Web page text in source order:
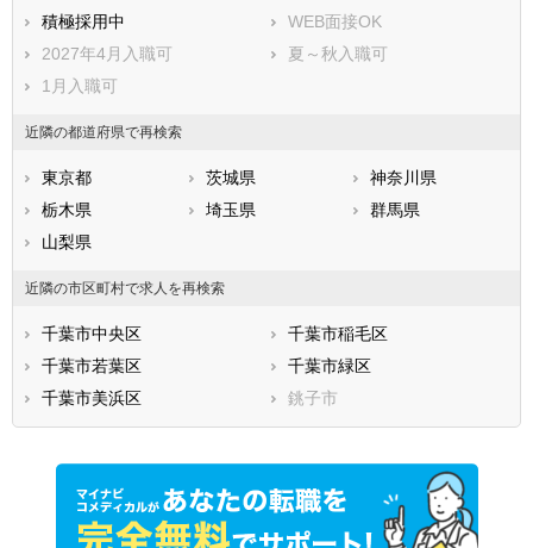
積極採用中
WEB面接OK
2027年4月入職可
夏～秋入職可
1月入職可
近隣の都道府県で再検索
東京都 茨城県
神奈川県
栃木県
埼玉県
群馬県
山梨県
近隣の市区町村で求人を再検索
千葉市中央区
千葉市稲毛区
千葉市若葉区
千葉市緑区
千葉市美浜区
銚子市